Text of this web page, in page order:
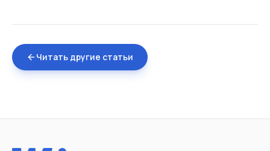
Читать другие статьи